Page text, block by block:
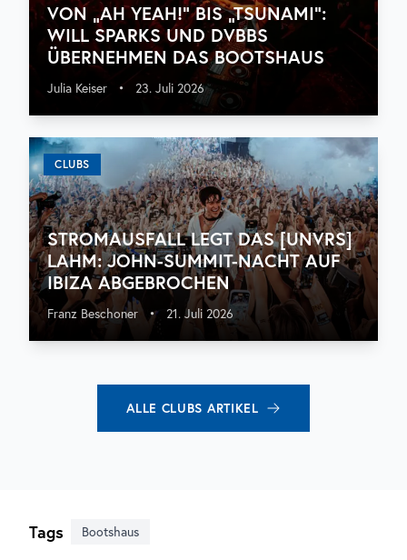
VON „AH YEAH!“ BIS „TSUNAMI“:
WILL SPARKS UND DVBBS
ÜBERNEHMEN DAS BOOTSHAUS
Julia Keiser • 23. Juli 2026
CLUBS
STROMAUSFALL LEGT DAS [UNVRS]
LAHM: JOHN-SUMMIT-NACHT AUF
IBIZA ABGEBROCHEN
Franz Beschoner • 21. Juli 2026
ALLE CLUBS ARTIKEL
Tags Bootshaus